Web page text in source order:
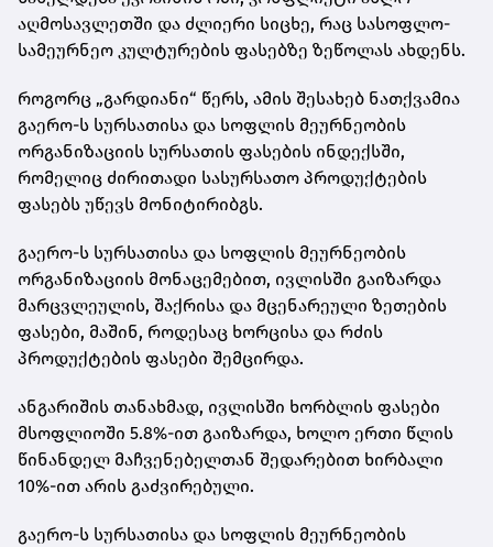
აღმოსავლეთში და ძლიერი სიცხე, რაც სასოფლო-
სამეურნეო კულტურების ფასებზე ზეწოლას ახდენს.
როგორც „გარდიანი“ წერს, ამის შესახებ ნათქვამია
გაერო-ს სურსათისა და სოფლის მეურნეობის
ორგანიზაციის სურსათის ფასების ინდექსში,
რომელიც ძირითადი სასურსათო პროდუქტების
ფასებს უწევს მონიტირიბგს.
გაერო-ს სურსათისა და სოფლის მეურნეობის
ორგანიზაციის მონაცემებით, ივლისში გაიზარდა
მარცვლეულის, შაქრისა და მცენარეული ზეთების
ფასები, მაშინ, როდესაც ხორცისა და რძის
პროდუქტების ფასები შემცირდა.
ანგარიშის თანახმად, ივლისში ხორბლის ფასები
მსოფლიოში 5.8%-ით გაიზარდა, ხოლო ერთი წლის
წინანდელ მაჩვენებელთან შედარებით ხირბალი
10%-ით არის გაძვირებული.
გაერო-ს სურსათისა და სოფლის მეურნეობის